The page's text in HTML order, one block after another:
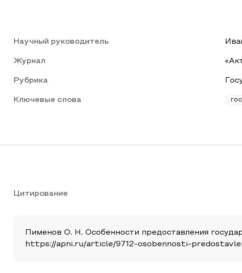
Научный руководитель
Журнал
Рубрика
Ключевые слова
Цитирование
Пименов О. Н. Особенности предоставления
https://apni.ru/article/9712-osobennosti-